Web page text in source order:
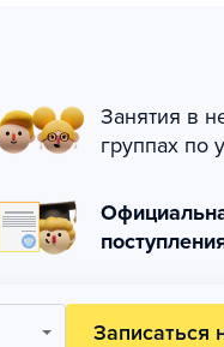
Занятия в
группах по
Записаться